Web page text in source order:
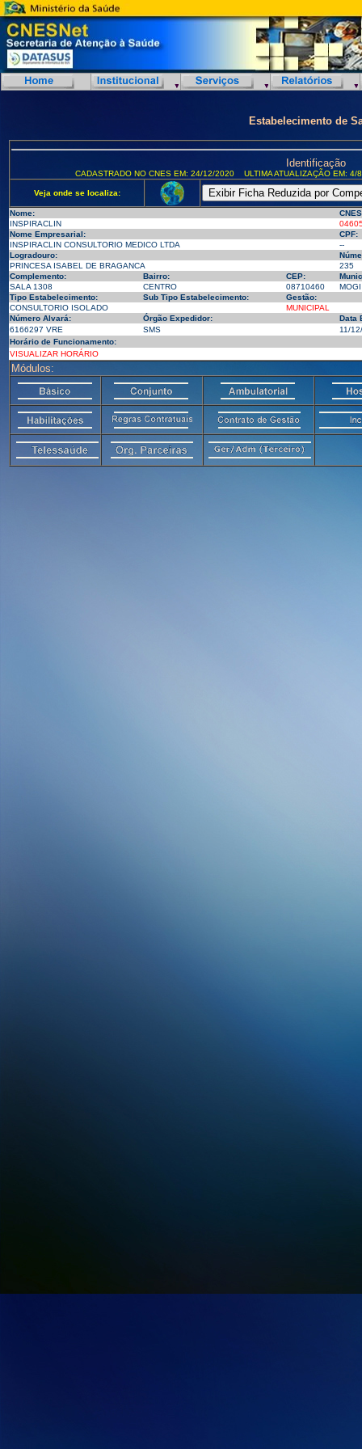
Estabelecimento de
Identificação
CADASTRADO NO CNES EM: 24/12/2020 ULTIMA ATUALIZAÇÃO EM:
Veja onde se localiza:
Nome:
INSPIRACLIN
Nome Empresarial:
CPF:
INSPIRACLIN CONSULTORIO MEDICO LTDA
--
Logradouro:
PRINCESA ISABEL DE BRAGANCA
235
Complemento:
Bairro: CEP:
SALA 1308
CENTRO 08710460
Tipo Estabelecimento:
Sub Tipo Estabelecimento:
Gestão:
CONSULTORIO ISOLADO
MUNICIPAL
Número Alvará:
Órgão Expedidor:
Data
6166297 VRE
SMS
11/
Horário de Funcionamento:
VISUALIZAR HORÁRIO
Módulos: